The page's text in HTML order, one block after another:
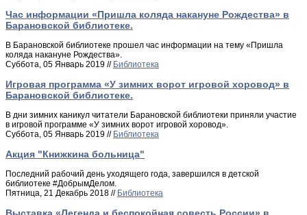
Час информации «Пришла коляда накануне Рождества» в
Барановской библиотеке.
В Барановской библиотеке прошел час информации на тему «Пришла
коляда накануне Рождества».
Суббота, 05 Январь 2019 // Библиотека
Игровая программа «У зимних ворот игровой хоровод» в
Барановской библиотеке.
В дни зимних каникул читатели Барановской библиотеки приняли участие
в игровой программе «У зимних ворот игровой хоровод».
Суббота, 05 Январь 2019 // Библиотека
Акция "Книжкина больница"
Последний рабочий день уходящего года, завершился в детской
библиотеке #ДобрымДелом.
Пятница, 21 Декабрь 2018 // Библиотека